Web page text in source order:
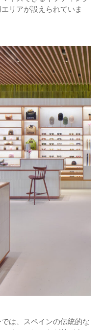
リアが設えられていま
は、スペインの伝統的な